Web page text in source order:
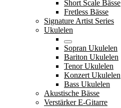
Short Scale Bässe
Fretless Bässe
Signature Artist Series
Ukulelen
Sopran Ukulelen
Bariton Ukulelen
Tenor Ukulelen
Konzert Ukulelen
Bass Ukulelen
Akustische Bässe
Verstärker E-Gitarre